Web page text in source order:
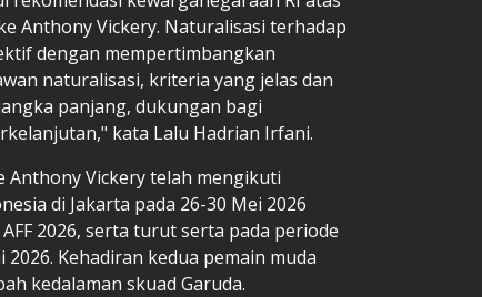
Anthony Vickery. Naturalisasi terhadap
dengan mempertimbangkan
naturalisasi, kriteria yang jelas dan
panjang, dukungan bagi
kata Lalu Hadrian Irfani.
Anthony Vickery telah mengikuti
di Jakarta pada 26-30 Mei 2026
2026, serta turut serta pada periode
2026. Kehadiran kedua pemain muda
kedalaman skuad Garuda.